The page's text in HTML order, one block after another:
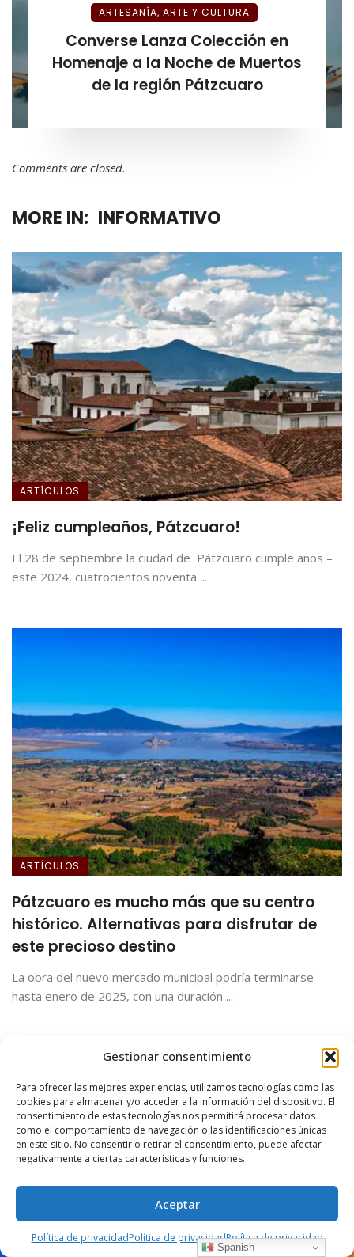
Gestionar consentimiento
Para ofrecer las mejores experiencias, utilizamos tecnologías como las
cookies para almacenar y/o acceder a la información del dispositivo. El
consentimiento de estas tecnologías nos permitirá procesar datos
como el comportamiento de navegación o las identificaciones únicas
en este sitio. No consentir o retirar el consentimiento, puede afectar
negativamente a ciertas características y funciones.
Aceptar
Política de privacidadPolítica de privacidadPolítica de privacidad
ARTESANÍA, ARTE Y CULTURA
Converse Lanza Colección en
Homenaje a la Noche de Muertos
de la región Pátzcuaro
Comments are closed.
MORE IN: INFORMATIVO
ARTÍCULOS
¡Feliz cumpleaños, Pátzcuaro!
El 28 de septiembre la ciudad de Pátzcuaro cumple años –
este 2024, cuatrocientos noventa ...
ARTÍCULOS
Pátzcuaro es mucho más que su centro
histórico. Alternativas para disfrutar de
este precioso destino
La obra del nuevo mercado municipal podría terminarse
hasta enero de 2025, con una duración ...
Spanish